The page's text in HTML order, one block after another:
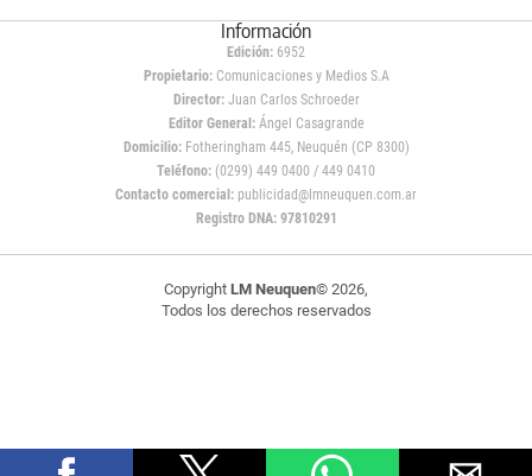
Información
Edición: 6952
Propietario:Comunicaciones y Medios S.A
Director: Juan Carlos Schroeder
Editor General:Ángel Casagrande
Domicilio:Fotheringham 445, Neuquén (CP 8300)
Teléfono: (0299) 449 0400 / 449 0410
Contacto comercial: publicidad@lmneuquen.com.ar
Registro DNA: 97810291
Copyright LM Neuquen© 2026,
Todos los derechos reservados